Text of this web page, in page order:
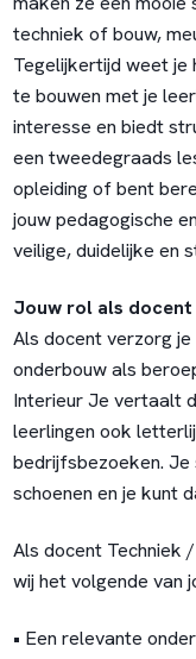
techniek of bouw,
Tegelijkertijd weet je
te bouwen met je
interesse en biedt
een tweedegraads
opleiding of bent
jouw pedagogische
veilige, duidelijke en
Jouw rol als docent
Als docent verzorg
onderbouw als
Interieur Je vertaalt
leerlingen ook
bedrijfsbezoeken.
schoenen en je kunt
Als docent Techniek
wij het volgende van
• Een relevante